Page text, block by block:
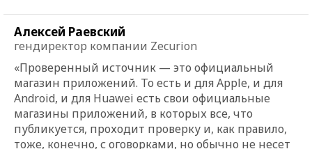
Алексей Раевский
гендиректор компании Zecurion
«Проверенный источник — это официальный
магазин приложений. То есть и для Apple, и для
Android, и для Huawei есть свои официальные
магазины приложений, в которых все, что
публикуется, проходит проверку и, как правило,
тоже, конечно, с оговорками, но обычно не несет